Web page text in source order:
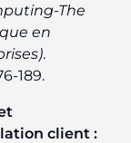
The
en
.
189.
client :